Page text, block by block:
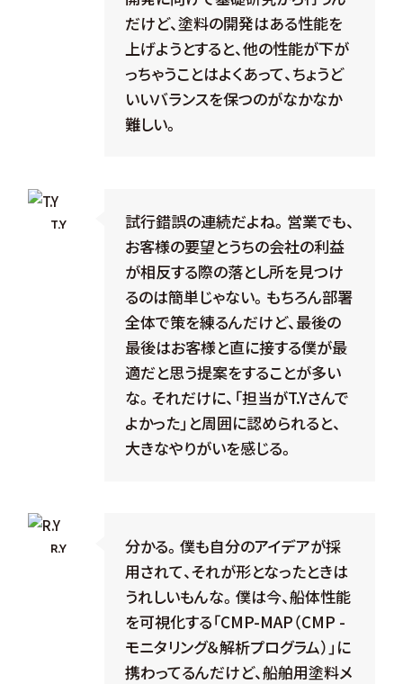
だけど、塗料の開発はある性能を
上げようとすると、他の性能が下が
っちゃうことはよくあって、ちょうど
いいバランスを保つのがなかなか
難しい。
T.Y
試行錯誤の連続だよね。営業でも、
お客様の要望とうちの会社の利益
が相反する際の落とし所を見つけ
るのは簡単じゃない。もちろん部署
全体で策を練るんだけど、最後の
最後はお客様と直に接する僕が最
適だと思う提案をすることが多い
な。それだけに、「担当がT.Yさんで
よかった」と周囲に認められると、
大きなやりがいを感じる。
R.Y
分かる。僕も自分のアイデアが採
用されて、それが形となったときは
うれしいもんな。僕は今、船体性能
を可視化する「CMP-MAP（CMP -
モニタリング＆解析プログラム）」に
携わってるんだけど、船舶用塗料メ